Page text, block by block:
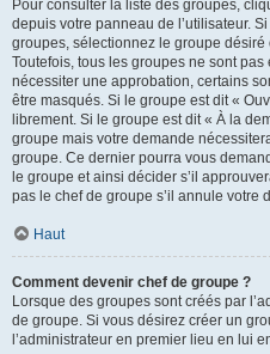
Pour consulter la liste des groupes,
depuis votre panneau de l’utilisateur.
groupes, sélectionnez le groupe
Toutefois, tous les groupes ne sont
nécessiter une approbation, certains
être masqués. Si le groupe est dit «
librement. Si le groupe est dit « À la
groupe mais votre demande
groupe. Ce dernier pourra vous
le groupe et ainsi décider s’il
pas le chef de groupe s’il annule votre
Haut
Comment devenir chef de groupe ?
Lorsque des groupes sont créés par
de groupe. Si vous désirez créer un
l’administrateur en premier lieu en lui